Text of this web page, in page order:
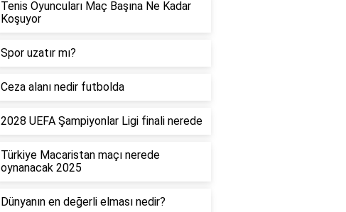
Tenis Oyuncuları Maç Başına Ne Kadar
Koşuyor
Spor uzatır mı?
Ceza alanı nedir futbolda
2028 UEFA Şampiyonlar Ligi finali nerede
Türkiye Macaristan maçı nerede
oynanacak 2025
Dünyanın en değerli elması nedir?